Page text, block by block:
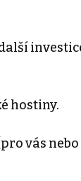
hostiny.
vás